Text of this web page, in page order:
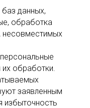
данных,
обработка
несовместимых
обработки.
заявленным
избыточность